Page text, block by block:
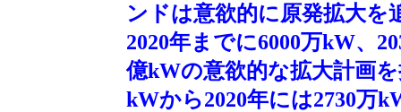
ンドは意欲的に原発拡大
2020年までに6000万kW、
億kWの意欲的な拡大計画
kWから2020年には2730万